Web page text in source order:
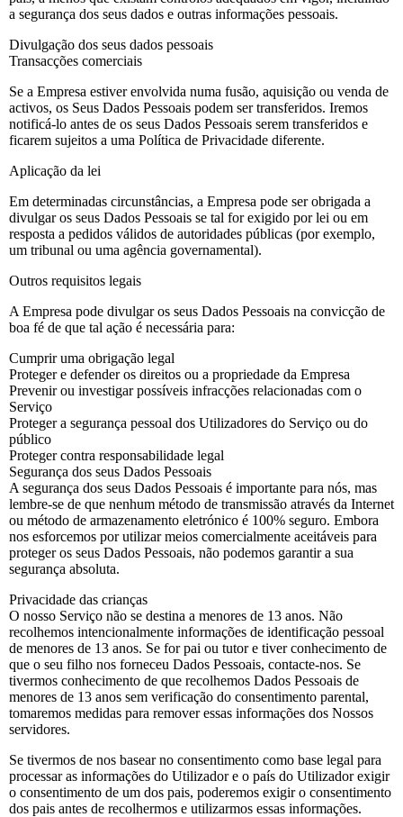
a segurança dos seus dados e outras informações pessoais.
Divulgação dos seus dados pessoais
Transacções comerciais
Se a Empresa estiver envolvida numa fusão, aquisição ou venda de
activos, os Seus Dados Pessoais podem ser transferidos. Iremos
notificá-lo antes de os seus Dados Pessoais serem transferidos e
ficarem sujeitos a uma Política de Privacidade diferente.
Aplicação da lei
Em determinadas circunstâncias, a Empresa pode ser obrigada a
divulgar os seus Dados Pessoais se tal for exigido por lei ou em
resposta a pedidos válidos de autoridades públicas (por exemplo,
um tribunal ou uma agência governamental).
Outros requisitos legais
A Empresa pode divulgar os seus Dados Pessoais na convicção de
boa fé de que tal ação é necessária para:
Cumprir uma obrigação legal
Proteger e defender os direitos ou a propriedade da Empresa
Prevenir ou investigar possíveis infracções relacionadas com o
Serviço
Proteger a segurança pessoal dos Utilizadores do Serviço ou do
público
Proteger contra responsabilidade legal
Segurança dos seus Dados Pessoais
A segurança dos seus Dados Pessoais é importante para nós, mas
lembre-se de que nenhum método de transmissão através da Internet
ou método de armazenamento eletrónico é 100% seguro. Embora
nos esforcemos por utilizar meios comercialmente aceitáveis para
proteger os seus Dados Pessoais, não podemos garantir a sua
segurança absoluta.
Privacidade das crianças
O nosso Serviço não se destina a menores de 13 anos. Não
recolhemos intencionalmente informações de identificação pessoal
de menores de 13 anos. Se for pai ou tutor e tiver conhecimento de
que o seu filho nos forneceu Dados Pessoais, contacte-nos. Se
tivermos conhecimento de que recolhemos Dados Pessoais de
menores de 13 anos sem verificação do consentimento parental,
tomaremos medidas para remover essas informações dos Nossos
servidores.
Se tivermos de nos basear no consentimento como base legal para
processar as informações do Utilizador e o país do Utilizador exigir
o consentimento de um dos pais, poderemos exigir o consentimento
dos pais antes de recolhermos e utilizarmos essas informações.